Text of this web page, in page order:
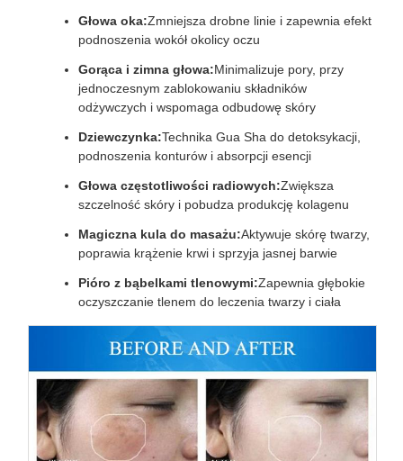
Głowa oka:Zmniejsza drobne linie i zapewnia efekt
podnoszenia wokół okolicy oczu
Gorąca i zimna głowa:Minimalizuje pory, przy
jednoczesnym zablokowaniu składników
odżywczych i wspomaga odbudowę skóry
Dziewczynka:Technika Gua Sha do detoksykacji,
podnoszenia konturów i absorpcji esencji
Głowa częstotliwości radiowych:Zwiększa
szczelność skóry i pobudza produkcję kolagenu
Magiczna kula do masażu:Aktywuje skórę twarzy,
poprawia krążenie krwi i sprzyja jasnej barwie
Pióro z bąbelkami tlenowymi:Zapewnia głębokie
oczyszczanie tlenem do leczenia twarzy i ciała